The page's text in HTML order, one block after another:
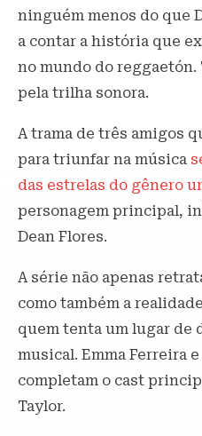
ninguém menos do que
a contar a história que
no mundo do reggaetón.
pela trilha sonora.
A trama de três amigos
para triunfar na música
das estrelas do gênero
personagem principal,
Dean Flores.
A série não apenas
como também a
quem tenta um lugar de
musical. Emma Ferreira
completam o cast
Taylor.